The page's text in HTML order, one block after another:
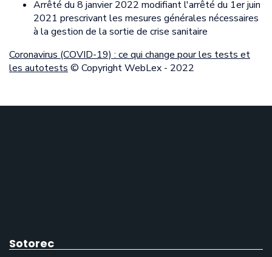
Arrêté du 8 janvier 2022 modifiant l'arrêté du 1er juin
2021 prescrivant les mesures générales nécessaires
à la gestion de la sortie de crise sanitaire
Coronavirus (COVID-19) : ce qui change pour les tests et
les autotests © Copyright WebLex - 2022
Sotorec